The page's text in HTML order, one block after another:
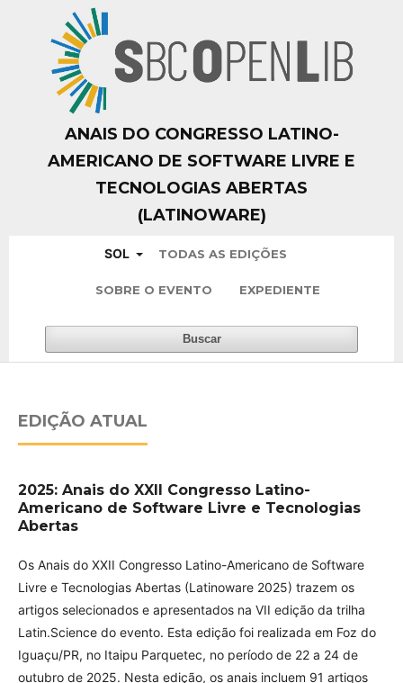
ANAIS DO CONGRESSO LATINO-
AMERICANO DE SOFTWARE LIVRE E
TECNOLOGIAS ABERTAS
(LATINOWARE)
SOL TODAS AS EDIÇÕES
SOBRE O EVENTO EXPEDIENTE
Buscar
EDIÇÃO ATUAL
2025: Anais do XXII Congresso Latino-
Americano de Software Livre e Tecnologias
Abertas
Os Anais do XXII Congresso Latino-Americano de Software
Livre e Tecnologias Abertas (Latinoware 2025) trazem os
artigos selecionados e apresentados na VII edição da trilha
Latin.Science do evento. Esta edição foi realizada em Foz do
Iguaçu/PR, no Itaipu Parquetec, no período de 22 a 24 de
outubro de 2025. Nesta edição, os anais incluem 91 artigos